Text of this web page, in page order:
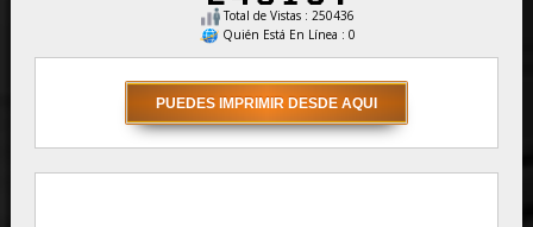
Total de Vistas : 250436
Quién Está En Línea : 0